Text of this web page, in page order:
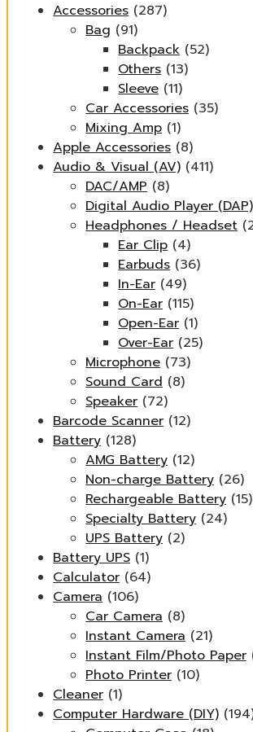
Accessories (287)
Bag (91)
Backpack (52)
Others (13)
Sleeve (11)
Car Accessories (35)
Mixing Amp (1)
Apple Accessories (8)
Audio & Visual (AV) (411)
DAC/AMP (8)
Digital Audio Player (DAP)
Headphones / Headset
Ear Clip (4)
Earbuds (36)
In-Ear (49)
On-Ear (115)
Open-Ear (1)
Over-Ear (25)
Microphone (73)
Sound Card (8)
Speaker (72)
Barcode Scanner (12)
Battery (128)
AMG Battery (12)
Non-charge Battery (26)
Rechargeable Battery (15)
Specialty Battery (24)
UPS Battery (2)
Battery UPS (1)
Calculator (64)
Camera (106)
Car Camera (8)
Instant Camera (21)
Instant Film/Photo Paper
Photo Printer (10)
Cleaner (1)
Computer Hardware (DIY)